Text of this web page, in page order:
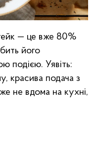
— це вже 80%
його
подією. Уявіть:
красива подача з
не вдома на кухні,